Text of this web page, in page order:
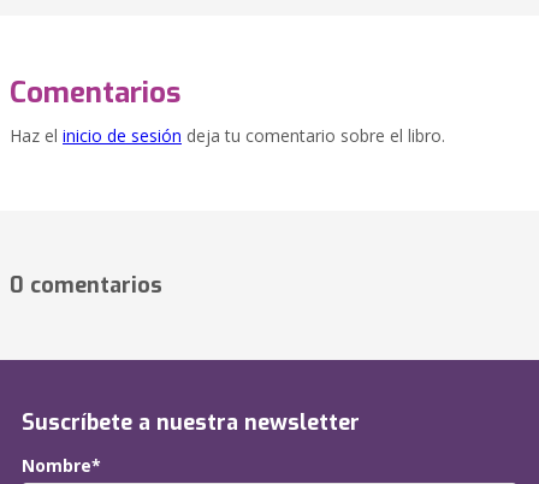
Comentarios
Haz el inicio de sesión deja tu comentario sobre el libro.
0 comentarios
Suscríbete a nuestra newsletter
Nombre*